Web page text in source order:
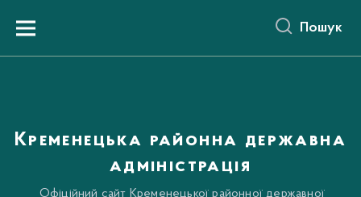
вмістуMenu Пошук
Кременецька районна державна
адміністрація
Офіційний сайт Кременецької районної державної